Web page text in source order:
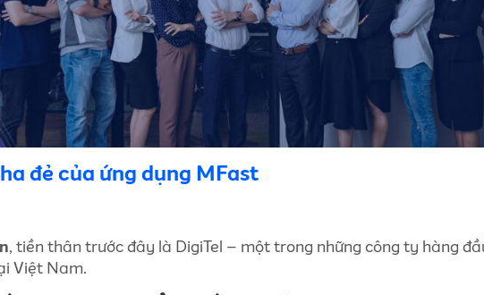
đẻ của ứng dụng MFast
, tiền thân trước đây là DigiTel – một trong những công ty hàng
Việt Nam.